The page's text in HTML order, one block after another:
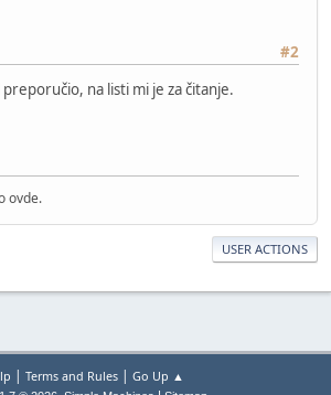
#2
na listi mi je za čitanje.
ovde.
USER ACTIONS
| Terms and Rules| Go Up ▲